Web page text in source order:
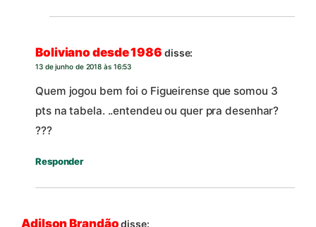
Boliviano desde 1986 disse:
13 de junho de 2018 às 16:53
Quem jogou bem foi o Figueirense que somou 3
pts na tabela. ..entendeu ou quer pra desenhar?
???
Responder
Adilson Brandão disse: